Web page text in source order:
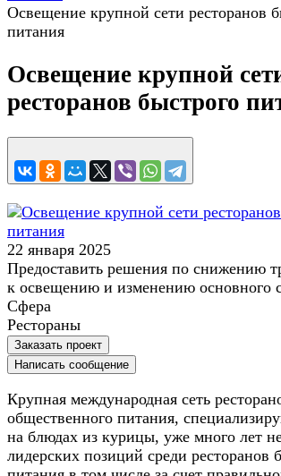
Освещение крупной сети ресторанов
питания
Освещение крупной
ресторанов быстрого
22 января 2025
Предоставить решения по снижению
к освещению и изменению основного
Сфера
Рестораны
Заказать проект
Написать сообщение
Крупная международная сеть
общественного питания,
на блюдах из курицы, уже много лет
лидерских позиций среди ресторанов